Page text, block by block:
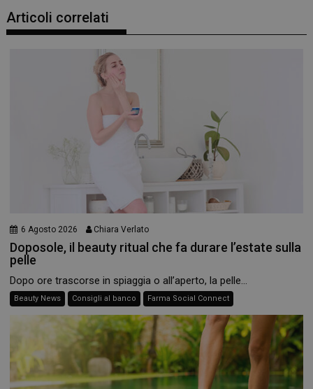
Articoli correlati
6 Agosto 2026 Chiara Verlato
Doposole, il beauty ritual che fa durare l’estate sulla
pelle
Dopo ore trascorse in spiaggia o all’aperto, la pelle...
Beauty News Consigli al banco Farma Social Connect